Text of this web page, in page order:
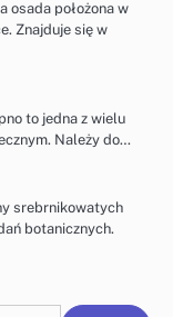
osada położona w
Znajduje się w
to jedna z wielu
Należy do…
srebrnikowatych
botanicznych.